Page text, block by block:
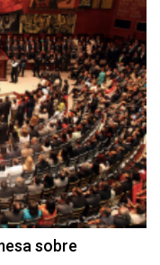
sobre